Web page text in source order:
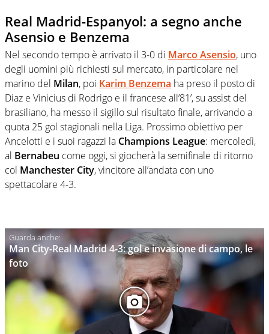
Real Madrid-Espanyol: a segno anche
Asensio e Benzema
Nel secondo tempo è arrivato il 3-0 di Marco Asensio, uno
degli uomini più richiesti sul mercato, in particolare nel
marino del Milan, poi Karim Benzema ha preso il posto di
Diaz e Vinicius di Rodrigo e il francese all’81’, su assist del
brasiliano, ha messo il sigillo sul risultato finale, arrivando a
quota 25 gol stagionali nella Liga. Prossimo obiettivo per
Ancelotti e i suoi ragazzi la Champions League: mercoledì,
al Bernabeu come oggi, si giocherà la semifinale di ritorno
col Manchester City, vincitore all’andata con uno
spettacolare 4-3.
Man City-Real Madrid 4-3: gol e invasione di campo, le
foto